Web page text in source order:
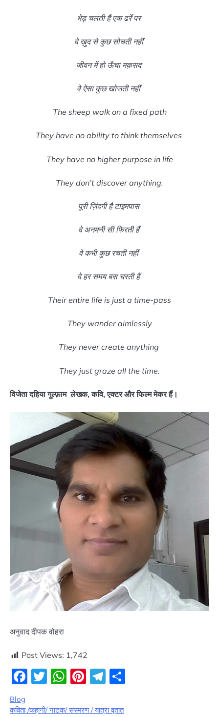
भेड़ चलती हैं एक ढर्रे पर
वे ख़ुद से कुछ सोचती नहीं
जीवन में हो ऊँचा मक़सद
वे ऐसा कुछ खोजती नहीं
The sheep walk on a fixed path
They have no ability to think themselves
They have no higher purpose in life
They don’t discover anything.
पूरी ज़िंदगी है टाइमपास
वे अनमनी सी फिरती हैं
वे कभी कुछ रचती नहीं
वे हर समय बस चरती हैं
Their entire life is just a time-pass
They wander aimlessly
They never create anything
They just graze all the time.
विजेता दहिया गुल्फ़ाम लेखक, कवि, एक्टर और फिल्म मेकर हैं।
अनुवाद दीपक वोहरा
Post Views: 1,742
Facebook
Twitter
WhatsApp
Pinterest
Telegram
Blog
कविता /कहानी/ नाटक/ संस्मरण / यात्रा वृतांत